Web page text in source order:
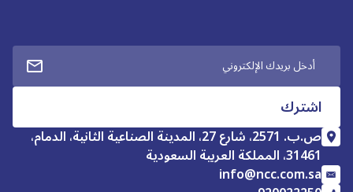
ص.ب. 2571، شارع 27، المدينة الصناعية الثانية، الدمام،
31461، المملكة العربية السعودية
info@ncc.com.sa